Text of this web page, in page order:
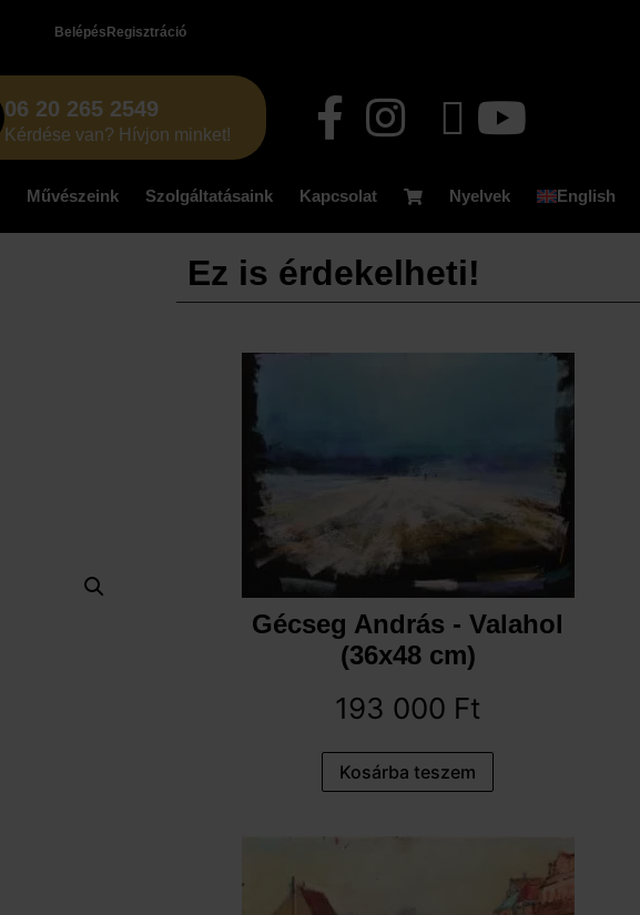
Belépés Regisztráció
06 20 265 2549
Kérdése van? Hívjon minket!
Művészeink Szolgáltatásaink Kapcsolat Nyelvek English
Ez is érdekelheti!
Gécseg András - Valahol
(36x48 cm)
193 000 Ft
Kosárba teszem